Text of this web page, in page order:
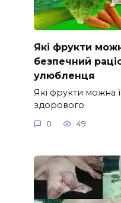
Які фрукти
безпечний
улюбленця
Які фрукти можна
здорового
0 49